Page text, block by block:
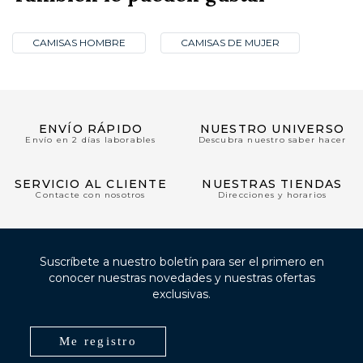
CAMISAS HOMBRE CAMISAS DE MUJER
ENVÍO RÁPIDO
Envío en 2 días laborables
NUESTRO UNIVERSO
Descubra nuestro saber hacer
SERVICIO AL CLIENTE
Contacte con nosotros
NUESTRAS TIENDAS
Direcciones y horarios
Suscríbete a nuestro boletín para ser el primero en
conocer nuestras novedades y nuestras ofertas
exclusivas.
Me registro